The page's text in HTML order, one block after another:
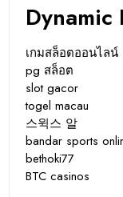
เกมสล็อตออนไลน์
pg สล็อต
slot gacor
togel macau
스윅스 알
bandar sports
bethoki77
BTC casinos